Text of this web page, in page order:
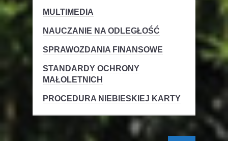
MULTIMEDIA
NAUCZANIE NA ODLEGŁOŚĆ
SPRAWOZDANIA FINANSOWE
STANDARDY OCHRONY
MAŁOLETNICH
PROCEDURA NIEBIESKIEJ KARTY